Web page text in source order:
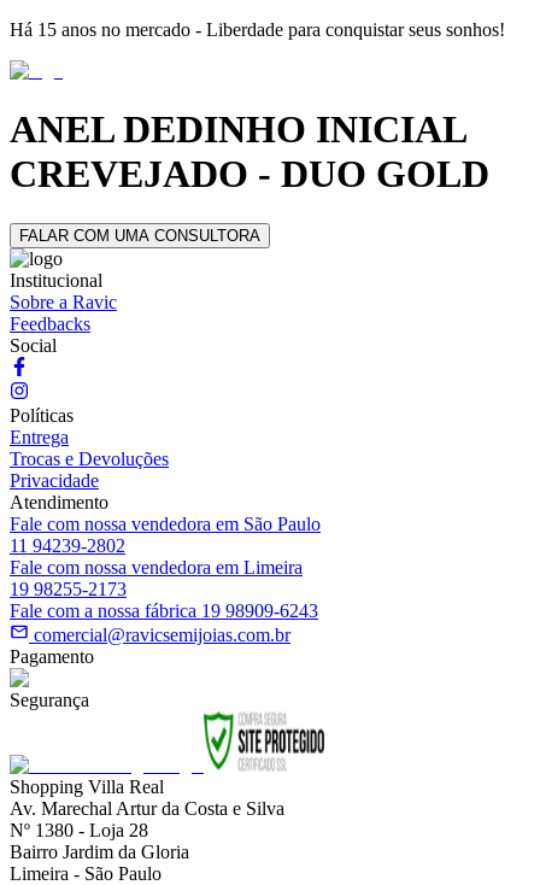
Há 15 anos no mercado - Liberdade para conquistar seus sonhos!
ANEL DEDINHO INICIAL
CREVEJADO - DUO GOLD
FALAR COM UMA CONSULTORA
Institucional
Sobre a Ravic
Feedbacks
Social
Políticas
Entrega
Trocas e Devoluções
Privacidade
Atendimento
Fale com nossa vendedora em São Paulo
11 94239-2802
Fale com nossa vendedora em Limeira
19 98255-2173
Fale com a nossa fábrica 19 98909-6243
comercial@ravicsemijoias.com.br
Pagamento
Segurança
Shopping Villa Real
Av. Marechal Artur da Costa e Silva
Nº 1380 - Loja 28
Bairro Jardim da Gloria
Limeira - São Paulo